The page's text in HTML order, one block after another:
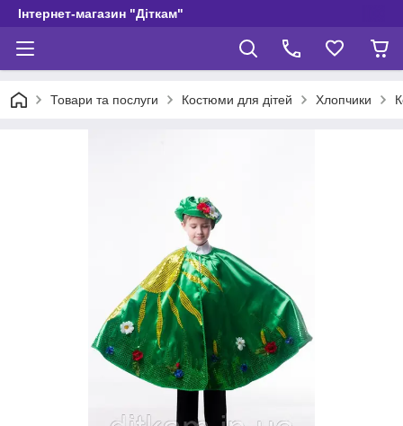
Інтернет-магазин "Діткам"
Товари та послуги Костюми для дітей Хлопчики